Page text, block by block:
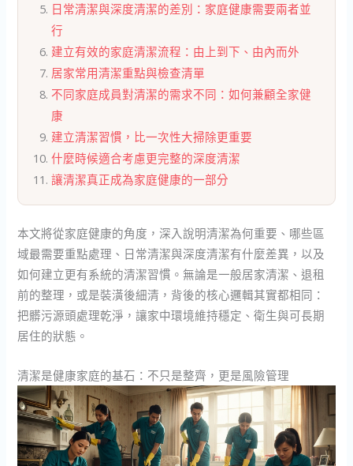
日常清潔與深度清潔的差別：家庭健康需要兩者並
行
建立有效的家庭清潔流程：由上到下、由內而外
居家常用清潔重點與檢查清單
不同家庭成員對清潔的需求不同：如何兼顧全家健
康
建立清潔習慣，比一次性大掃除更重要
什麼時候適合考慮更完整的深度清潔
讓清潔真正成為家庭健康的一部分
本文將從家庭健康的角度，深入說明清潔為何重要、哪些區
域最需要重點處理、日常清潔與深度清潔有什麼差異，以及
如何建立更有系統的清潔習慣。無論是一般居家清潔、退租
前的整理，或是裝潢後細清，背後的核心邏輯其實都相同：
把髒污源頭處理乾淨，讓家中環境維持穩定、衛生與可長期
居住的狀態。
清潔是健康家庭的基石：不只是整齊，更是風險管理